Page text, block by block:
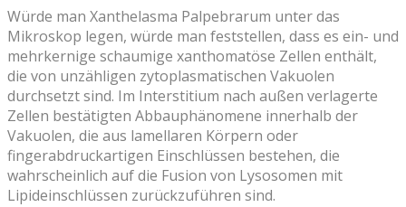
Würde man Xanthelasma Palpebrarum unter das
Mikroskop legen, würde man feststellen, dass es ein- und
mehrkernige schaumige xanthomatöse Zellen enthält,
die von unzähligen zytoplasmatischen Vakuolen
durchsetzt sind. Im Interstitium nach außen verlagerte
Zellen bestätigten Abbauphänomene innerhalb der
Vakuolen, die aus lamellaren Körpern oder
fingerabdruckartigen Einschlüssen bestehen, die
wahrscheinlich auf die Fusion von Lysosomen mit
Lipideinschlüssen zurückzuführen sind.